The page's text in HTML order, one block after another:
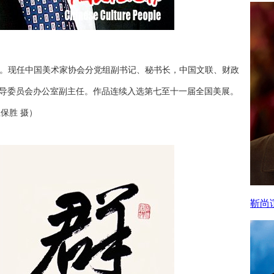
现任中国美术家协会分党组副书记、秘书长，中国文联、财政
员会办公室副主任。作品连续入选第七至十一届全国美展。
胜 摄）
靳尚